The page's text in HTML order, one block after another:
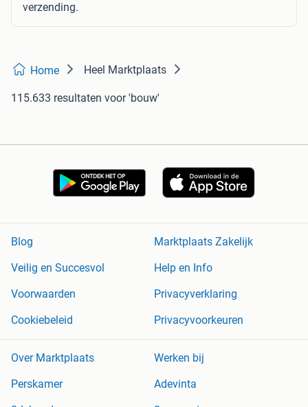
verzending.
Home Heel Marktplaats
115.633 resultaten voor 'bouw'
Blog
Marktplaats Zakelijk
Veilig en Succesvol
Help en Info
Voorwaarden
Privacyverklaring
Cookiebeleid
Privacyvoorkeuren
Over Marktplaats
Werken bij
Perskamer
Adevinta